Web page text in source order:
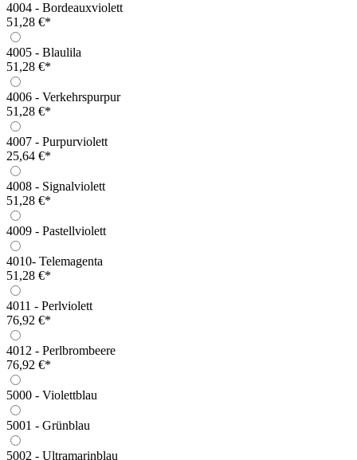
4004 - Bordeauxviolett
51,28 €*
4005 - Blaulila
51,28 €*
4006 - Verkehrspurpur
51,28 €*
4007 - Purpurviolett
25,64 €*
4008 - Signalviolett
51,28 €*
4009 - Pastellviolett
4010- Telemagenta
51,28 €*
4011 - Perlviolett
76,92 €*
4012 - Perlbrombeere
76,92 €*
5000 - Violettblau
5001 - Grünblau
5002 - Ultramarinblau